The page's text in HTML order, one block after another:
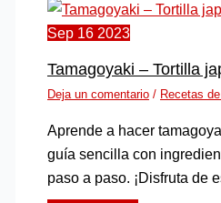
Sep 16 2023
Tamagoyaki – Tortilla
Deja un comentario / Recetas
Aprende a hacer
guía sencilla con
paso a paso. ¡Disfruta de